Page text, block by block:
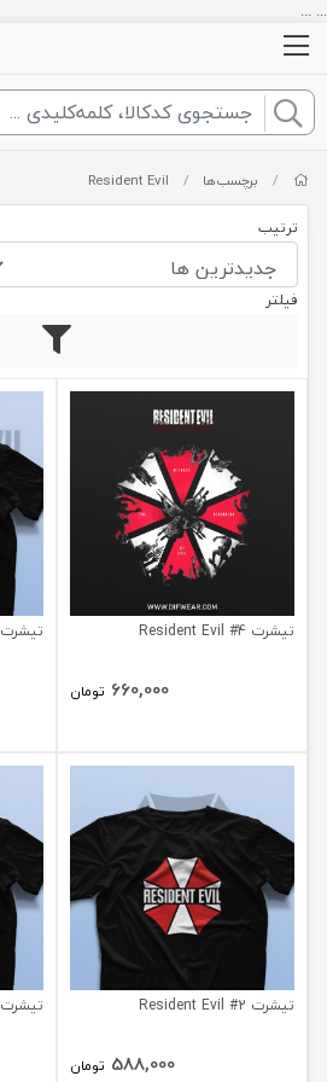
... ...
/ برچسب‌ها /
Resident Evil
ترتیب
فیلتر
تیشرت Resident Evil #4
660,000 تومان
تیشرت Resident Evil #1
تیشرت Resident Evil #2
588,000 تومان
تیشرت Resident Evil #3